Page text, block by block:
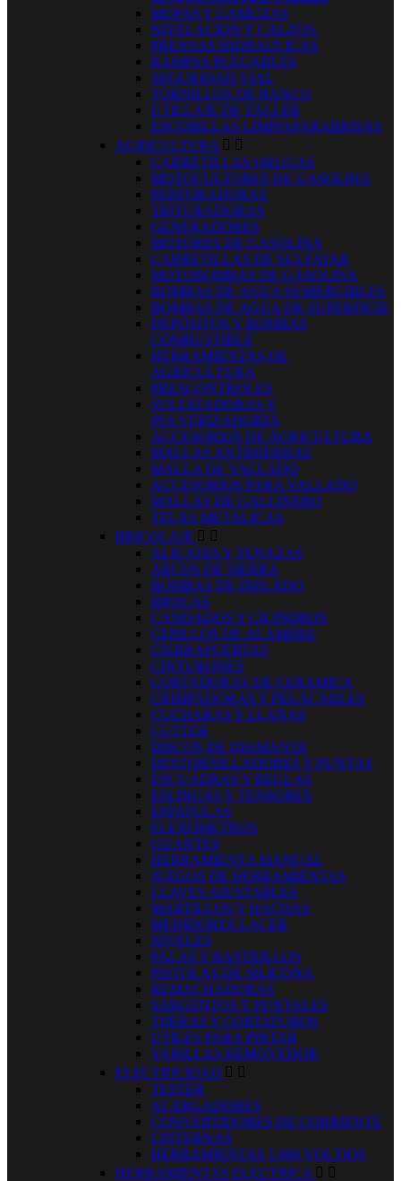
MOPAS Y GAMUZAS
NIVELACION Y CALZOS.
PRENSAS HIDRAULICAS
RAMPAS PLEGABLES
SEGURIDAD VIAL
TORNILLOS DE BANCO
UTILLAJE DE TALLER
ESCOBILLAS LIMPIAPARABRISAS
AGRICULTURA  
CARRETILLAS ORUGAS
MOTOCULTORES DE GASOLINA
PERFORADORAS
TRITURADORAS
GENERADORES
MOTORES DE GASOLINA
CARRETILLAS DE SULFATAR
MOTOBOMBAS DE GASOLINA
BOMBAS DE AGUA SUMERGIBLES
BOMBAS DE AGUA DE SUPERFICIE
DEPÓSITOS Y BOMBAS
COMBUSTIBLE
HERRAMIENTAS DE
AGRICULTURA
PRESCONTROLES
SULFATADORAS Y
PULVERIZADORES
ACCESORIOS DE AGRICULTURA
MALLAS ANTIHIERBAS
MALLA DE VALLADO
ACCESORIOS PARA VALLADO
MALLAS DE GALLINERO
TELAS METÁLICAS
BRICOLAJE  
ALICATES Y TENAZAS
ARCOS DE SIERRA
BOMBAS DE INFLADO
BROCAS
CANDADOS Y CILINDROS
CEPILLOS DE ALAMBRE
CIERRAPUERTAS
CINTURONES
CORTADORAS DE CERAMICA
CRIMPADORAS Y PELACABLES
CUCHARAS Y LLANAS
CUTTER
DISCOS DE DIAMANTE
DESTORNILLADORES Y PUNTAS
ESCUADRAS Y REGLAS
ESLINGAS Y TENSORES
ESPATULAS
FLEXOMETROS
GUANTES
HERRAMIENTA MANUAL
JUEGOS DE HERRAMIENTAS
LLAVES AJUSTABLES
MARTILLOS Y HACHAS
MEDIDORES LACER
NIVELES
PALAS Y RASTRILLOS
PISTOLAS DE SILICONA
REMACHADORAS
SARGENTOS Y PUNTALES
TIJERAS Y CORTATUBOS
UTILES PARA PINTAR
VARILLAS REMOVEDOR
ELECTRICIDAD  
TESTER
ALARGADORES
CONVERTIDORES DE CORRIENTE
LINTERNAS
HERRAMIENTAS 1.000 VOLTIOS
HERRAMIENTAS ELECTRICA  